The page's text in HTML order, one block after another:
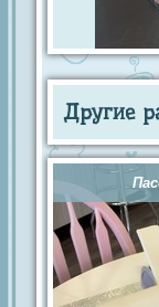
Другие